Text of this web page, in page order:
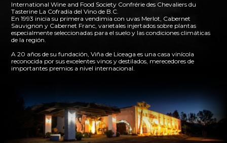
International Wine and Food Society Confrérie des Chevaliers du
Tasterine La Cofradía del Vino de B.C.
En 1993 inicia su primera vendimia con uvas Merlot, Cabernet
Sauvignon y Cabernet Franc, varietales injertados sobre plantas
especialmente seleccionadas para el suelo y las condiciones climáticas
de la región.
A 20 años de su fundación, Viña de Liceaga es una casa vinícola
reconocida por sus excelentes vinos y destilados, merecedores de
importantes premios a nivel internacional.